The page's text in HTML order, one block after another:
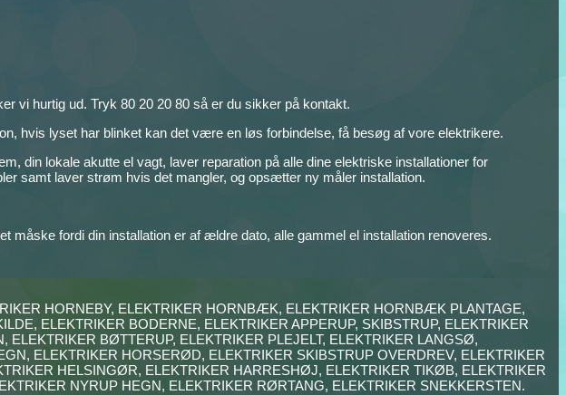
vi hurtig ud. Tryk 80 20 20 80 så er du sikker på kontakt.
hvis lyset har blinket kan det være en løs forbindelse, få besøg af vore elektrikere.
din lokale akutte el vagt, laver reparation på alle dine elektriske installationer for
samt laver strøm hvis det mangler, og opsætter ny måler installation.
fordi din installation er af ældre dato, alle gammel el installation renoveres.
HORNEBY, ELEKTRIKER HORNBÆK, ELEKTRIKER HORNBÆK PLANTAGE,
ELEKTRIKER BODERNE, ELEKTRIKER APPERUP, SKIBSTRUP, ELEKTRIKER
BØTTERUP, ELEKTRIKER PLEJELT, ELEKTRIKER LANGSØ,
ELEKTRIKER HORSERØD, ELEKTRIKER SKIBSTRUP OVERDREV, ELEKTRIKER
HELSINGØR, ELEKTRIKER HARRESHØJ, ELEKTRIKER TIKØB, ELEKTRIKER
NYRUP HEGN, ELEKTRIKER RØRTANG, ELEKTRIKER SNEKKERSTEN.